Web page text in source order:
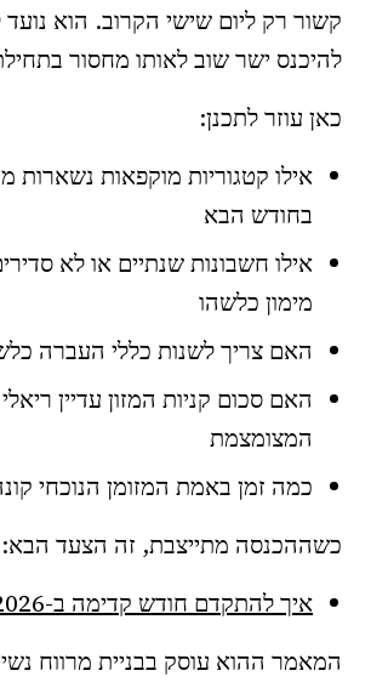
קשור רק ליום שישי הקרוב. הוא
להיכנס ישר שוב לאותו מחסור
כאן עוזר לתכנן:
אילו קטגוריות מוקפאות נשארות
בחודש הבא
אילו חשבונות שנתיים או לא
מימון כלשהו
האם צריך לשנות כללי העברה
האם סכום קניות המזון עדיין
המצומצמת
כמה זמן באמת המזומן הנוכחי
כשההכנסה מתייצבת, זה הצעד הבא:
איך להתקדם חודש קדימה ב-2026
המאמר ההוא עוסק בבניית מרווח